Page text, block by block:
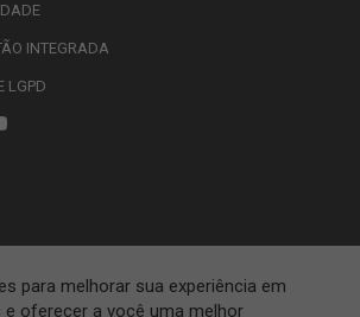
para melhorar sua experiência em
oferecer a você uma melhor
INTEGRADA
LGPD